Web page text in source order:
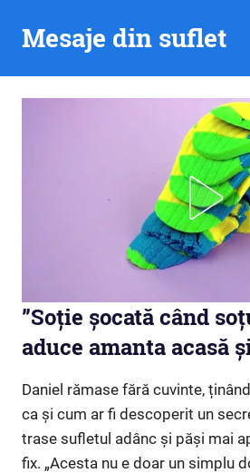
Mesaje din suflet
”Soție șocată când
aduce amanta acasă
Daniel rămase fără cuvinte,
ca și cum ar fi descoperit un
trase sufletul adânc și păși mai
fix. „Acesta nu e doar un simplu